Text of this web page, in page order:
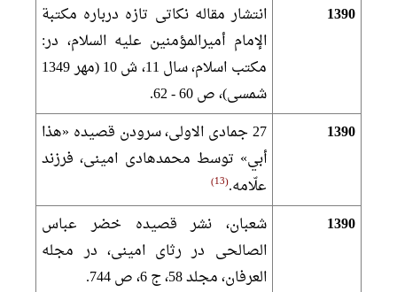
1390
انتشار مقاله نكاتى تازه درباره مكتبة
الإمام أميرالمؤمنين عليه السلام، در:
مكتب اسلام، سال 11، ش 10 (مهر 1349
شمسى)، ص 60 - 62.
1390
27 جمادى الاولى، سرودن قصيده «هذا
أبي» توسط محمدهادى امينى، فرزند
علّامه. 13
1390
شعبان، نشر قصيده خضر عباس
الصالحى در رثاى امينى، در مجله
العرفان، مجلد 58، ج 6، ص 744.